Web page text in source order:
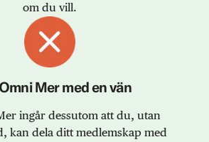
om du vill.
Mer med en vän
ingår dessutom att du, utan
kan dela ditt medlemskap med